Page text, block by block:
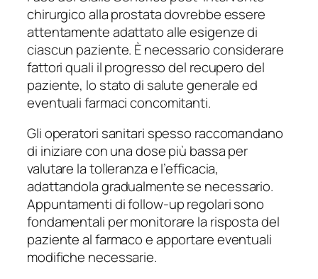
chirurgico alla prostata dovrebbe essere
attentamente adattato alle esigenze di
ciascun paziente. È necessario considerare
fattori quali il progresso del recupero del
paziente, lo stato di salute generale ed
eventuali farmaci concomitanti.
Gli operatori sanitari spesso raccomandano
di iniziare con una dose più bassa per
valutare la tolleranza e l’efficacia,
adattandola gradualmente se necessario.
Appuntamenti di follow-up regolari sono
fondamentali per monitorare la risposta del
paziente al farmaco e apportare eventuali
modifiche necessarie.